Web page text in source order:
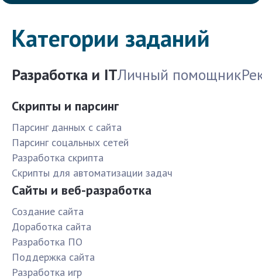
Категории заданий
Разработка и ITЛичный помощник
Скрипты и парсинг
Парсинг данных с сайта
Парсинг соцальных сетей
Разработка скрипта
Скрипты для автоматизации задач
Сайты и веб-разработка
Создание сайта
Доработка сайта
Разработка ПО
Поддержка сайта
Разработка игр